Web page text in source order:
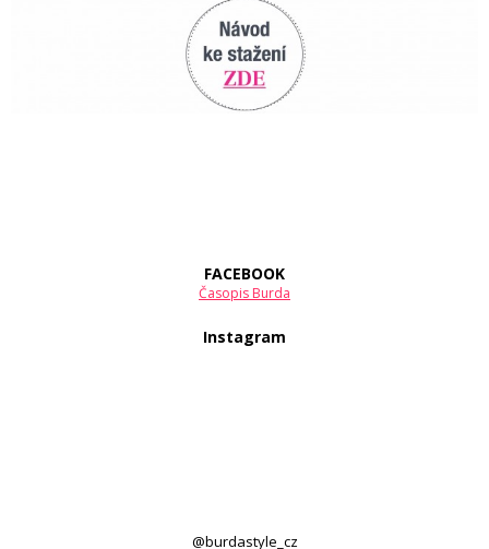
FACEBOOK
Časopis Burda
Instagram
@burdastyle_cz